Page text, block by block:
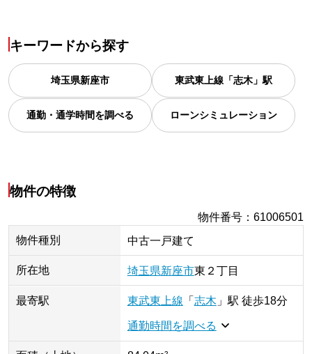
キーワードから探す
埼玉県新座市 東武東上線「志木」駅
通勤・通学時間を調べる ローンシミュレーション
物件の特徴
物件番号 ：61006501
物件種別
中古一戸建て
所在地 埼玉県新座市東 ２丁目
最寄駅 東武東上線 「 志木 」 駅 徒歩18分
通勤時間を調べる